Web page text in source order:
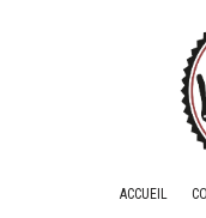
ACCUEIL